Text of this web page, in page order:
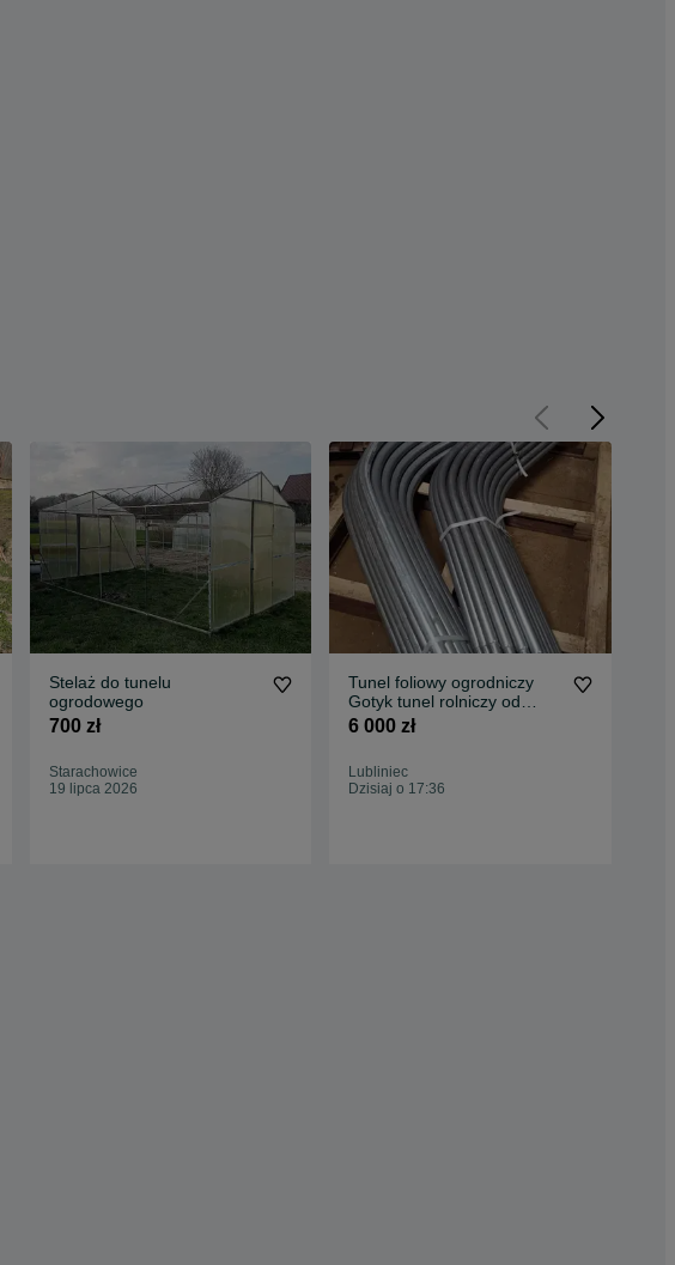
Stelaż do tunelu
ogrodowego
700 zł
Starachowice
19 lipca 2026
Tunel foliowy ogrodniczy
Gotyk tunel rolniczy od
5,5m do 10m szerokości
6 000 zł
Lubliniec
Dzisiaj o 17:36